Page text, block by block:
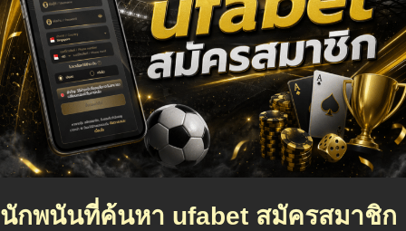
นักพนันที่ค้นหา ufabet สมัครสมาชิก